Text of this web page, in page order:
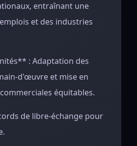
entraînant une
et des industries
: Adaptation des
d'œuvre et mise en
équitables.
de libre-échange pour